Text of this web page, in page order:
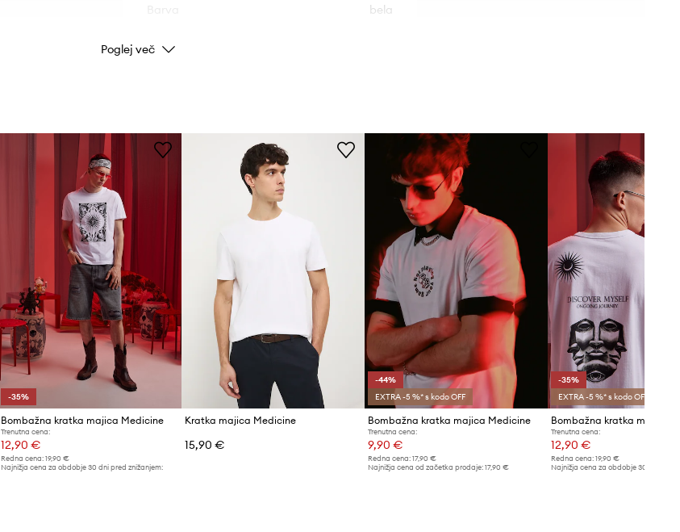
bela
Znamka
ID izdelka
MERE
Model je visok 191 cm in nosi
velikost L
Standardna velikost
Priporočamo, da izbereš velikost, ki jo
običajno nosiš.
Poglej dimenzije proizvoda
Poglej več
-35%
Bombažna kratka majica Medicine
Trenutna cena:
12,90 €
Redna cena: 19,90 €
Najnižja cena za obdobje 30 dni pred znižanjem:
Kratka majica Medicine
15,90 €
-44%
EXTRA -5 %* s kodo OFF
Bombažna kratka majica Medicine
Trenutna cena:
9,90 €
Redna cena:17,90 €
Najnižja cena od začetka prodaje:17,90 €
-35%
EXTRA -5 %* s kodo OFF
Bombažna kratka majica
Trenutna cena:
12,90 €
Redna cena: 19,90 €
Najnižja cena za obdobje 30 dni pred